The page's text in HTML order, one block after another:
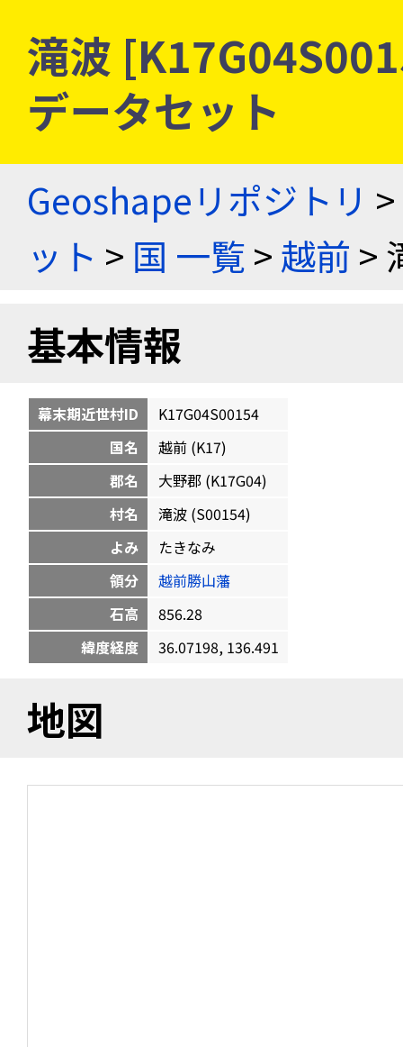
滝波
データセット
Geoshapeリポジトリ >
ット > 国 一覧>越前 >
基本情報
幕末期近世村ID
K17G04S00154
国名
越前 (K17)
郡名
大野郡 (K17G04)
村名
滝波 (S00154)
よみ
たきなみ
領分
越前勝山藩
石高
856.28
緯度経度
36.07198, 136.491
地図